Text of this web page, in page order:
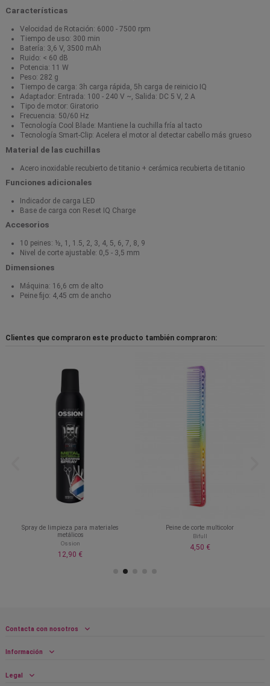
Características
Velocidad de Rotación: 6000 - 7500 rpm
Tiempo de uso: 300 min
Batería: 3,6 V, 3500 mAh
Ruido: < 60 dB
Potencia: 11 W
Peso: 282 g
Tiempo de carga: 3h carga rápida, 5h carga de reinicio IQ
Adaptador: Entrada: 100 - 240 V ~, Salida: DC 5 V, 2 A
Tipo de motor: Giratorio
Frecuencia: 50/60 Hz
Tecnología Cool Blade: Mantiene la cuchilla fría al tacto
Tecnología Smart-Clip: Acelera el motor al detectar cabello más grueso
Material de las cuchillas
Acero inoxidable recubierto de titanio + cerámica recubierta de titanio
Funciones adicionales
Indicador de carga LED
Base de carga con Reset IQ Charge
Accesorios
10 peines: ½, 1, 1.5, 2, 3, 4, 5, 6, 7, 8, 9
Nivel de corte ajustable: 0,5 - 3,5 mm
Dimensiones
Máquina: 16,6 cm de alto
Peine fijo: 4,45 cm de ancho
Clientes que compraron este producto también compraron:
Spray de limpieza para materiales
metálicos
Ossion
12,90 €
Peine de corte multicolor
Bifull
4,50 €
Contacta con nosotros
Información
Legal